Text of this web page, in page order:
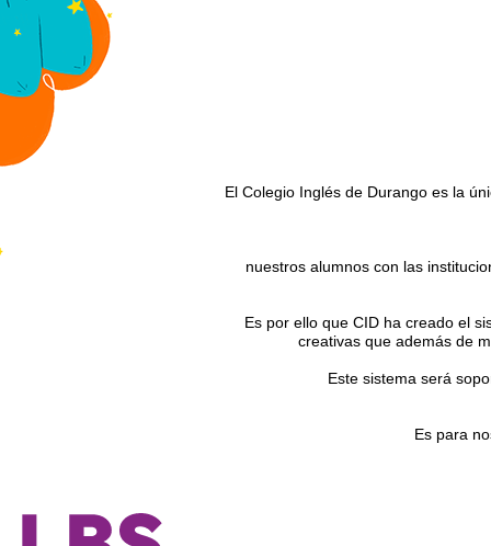
El Colegio Inglés de Durango es la
nuestros alumnos con las
Es por ello que CID ha creado el
creativas que además de
Este sistema será
Es para